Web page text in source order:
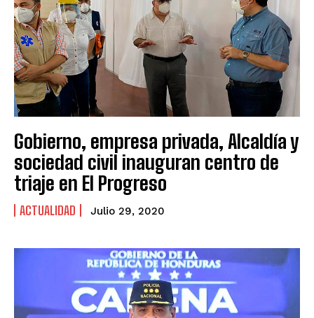
Gobierno, empresa privada, Alcaldía y
sociedad civil inauguran centro de
triaje en El Progreso
ACTUALIDAD Julio 29, 2020